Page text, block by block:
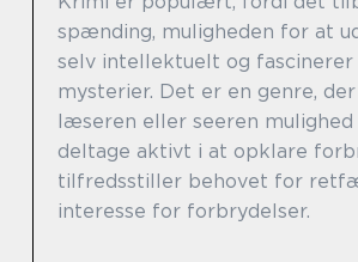
spænding, muligheden for at
selv intellektuelt og fascinerer
mysterier. Det er en genre,
læseren eller seeren
deltage aktivt i at opklare
tilfredsstiller behovet for
interesse for forbrydelser.